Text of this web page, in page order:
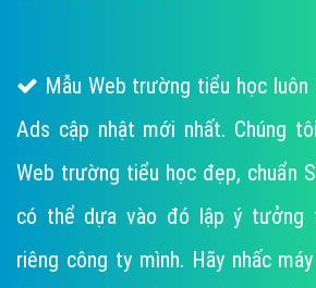
Mẫu Web trường tiểu học
Ads cập nhật mới nhất. Chúng
Web trường tiểu học đẹp, chuẩn
có thể dựa vào đó lập ý tưởng
riêng công ty mình. Hãy nhấc